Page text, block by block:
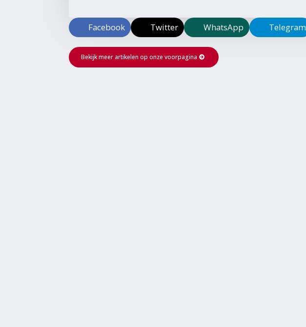
Facebook Twitter WhatsApp Telegram
Bekijk meer artikelen op onze voorpagina